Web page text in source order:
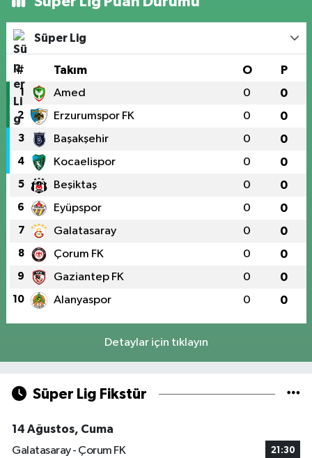
Süper Lig
# Takım O P
1 Amed 0 0
2 Erzurumspor FK 0 0
3 Başakşehir 0 0
4 Kocaelispor 0 0
5 Beşiktaş 0 0
6 Eyüpspor 0 0
7 Galatasaray 0 0
8 Çorum FK 0 0
9 Gaziantep FK 0 0
10 Alanyaspor 0 0
Detaylar için tıklayın
Süper Lig Fikstür
14 Ağustos, Cuma
Galatasaray - Çorum FK
21:30